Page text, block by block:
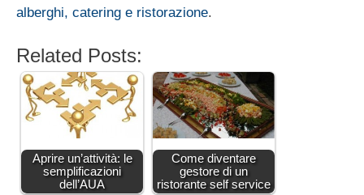
alberghi, catering e ristorazione.
Related Posts:
Aprire un’attività: le
semplificazioni
dell’AUA
Come diventare
gestore di un
ristorante self service